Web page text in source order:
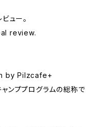
ュー。
review.
by Pilzcafe+
ンププログラムの総称で